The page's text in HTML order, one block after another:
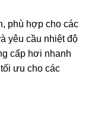
phù hợp cho các
yêu cầu nhiệt độ
cấp hơi nhanh
ưu cho các